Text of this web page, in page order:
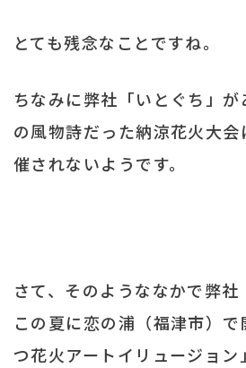
とても残念なことですね。
ちなみに弊社「いとぐち」
の風物詩だった納涼花火大
催されないようです。
さて、そのようななかで弊社
この夏に恋の浦（福津市）で
つ花火アートイリュージョン